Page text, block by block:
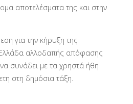
αποτελέσματα της και στην
για την κήρυξη της
Ελλάδα αλλοδαπής απόφασης
να συνάδει με τα χρηστά ήθη
στη δημόσια τάξη.